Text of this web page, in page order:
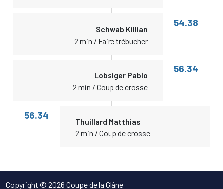
Schwab Killian
2 min / Faire trébucher
54.38
Lobsiger Pablo
2 min / Coup de crosse
56.34
56.34
Thuillard Matthias
2 min / Coup de crosse
Copyright © 2026 Coupe de la Glâne